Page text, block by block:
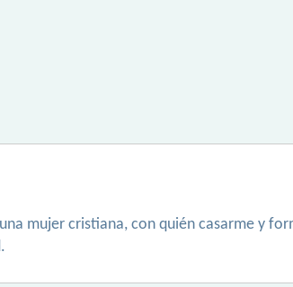
mujer cristiana, con quién casarme y